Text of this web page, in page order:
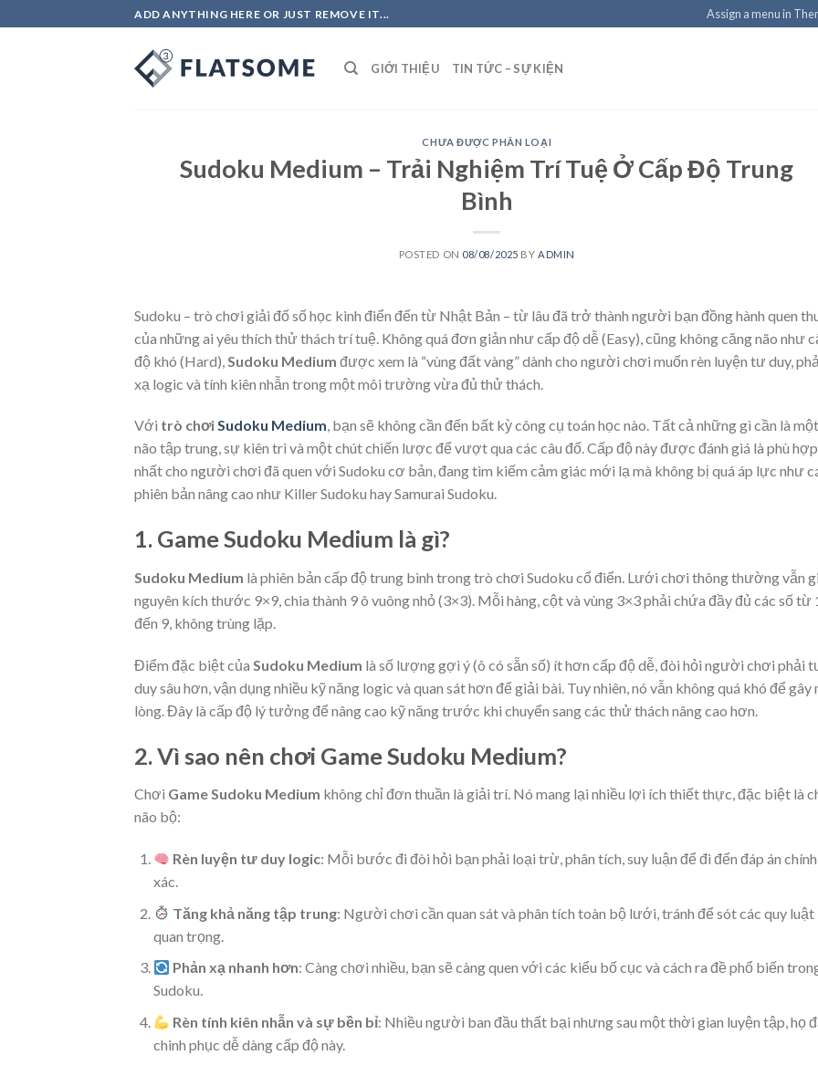
to
ADD ANYTHING HERE OR JUST REMOVE IT... Assign a menu in
GIỚI THIỆU TIN TỨC – SỰ KIỆN
CHƯA ĐƯỢC PHÂN LOẠI
Sudoku Medium – Trải Nghiệm Trí Tuệ Ở Cấp Độ Trung
Bình
POSTED ON 08/08/2025 BY ADMIN
Sudoku – trò chơi giải đố số học kinh điển đến từ Nhật Bản – từ lâu đã trở thành người bạn đồng hành quen
của những ai yêu thích thử thách trí tuệ. Không quá đơn giản như cấp độ dễ (Easy), cũng không căng não như
độ khó (Hard), Sudoku Medium được xem là “vùng đất vàng” dành cho người chơi muốn rèn luyện tư duy,
xạ logic và tính kiên nhẫn trong một môi trường vừa đủ thử thách.
Với trò chơiSudoku Medium, bạn sẽ không cần đến bất kỳ công cụ toán học nào. Tất cả những gì cần là
não tập trung, sự kiên trì và một chút chiến lược để vượt qua các câu đố. Cấp độ này được đánh giá là phù hợp
nhất cho người chơi đã quen với Sudoku cơ bản, đang tìm kiếm cảm giác mới lạ mà không bị quá áp lực như
phiên bản nâng cao như Killer Sudoku hay Samurai Sudoku.
1. Game Sudoku Medium là gì?
Sudoku Medium là phiên bản cấp độ trung bình trong trò chơi Sudoku cổ điển. Lưới chơi thông thường vẫn
nguyên kích thước 9×9, chia thành 9 ô vuông nhỏ (3×3). Mỗi hàng, cột và vùng 3×3 phải chứa đầy đủ các số từ
đến 9, không trùng lặp.
Điểm đặc biệt của Sudoku Medium là số lượng gợi ý (ô có sẵn số) ít hơn cấp độ dễ, đòi hỏi người chơi phải
duy sâu hơn, vận dụng nhiều kỹ năng logic và quan sát hơn để giải bài. Tuy nhiên, nó vẫn không quá khó để gây
lòng. Đây là cấp độ lý tưởng để nâng cao kỹ năng trước khi chuyển sang các thử thách nâng cao hơn.
2. Vì sao nên chơi Game Sudoku Medium?
Chơi Game Sudoku Medium không chỉ đơn thuần là giải trí. Nó mang lại nhiều lợi ích thiết thực, đặc biệt là
não bộ:
Rèn luyện tư duy logic: Mỗi bước đi đòi hỏi bạn phải loại trừ, phân tích, suy luận để đi đến đáp án chính
xác.
Tăng khả năng tập trung: Người chơi cần quan sát và phân tích toàn bộ lưới, tránh để sót các quy luật
quan trọng.
Phản xạ nhanh hơn: Càng chơi nhiều, bạn sẽ càng quen với các kiểu bố cục và cách ra đề phổ biến
Sudoku.
Rèn tính kiên nhẫn và sự bền bỉ: Nhiều người ban đầu thất bại nhưng sau một thời gian luyện tập, họ
chinh phục dễ dàng cấp độ này.